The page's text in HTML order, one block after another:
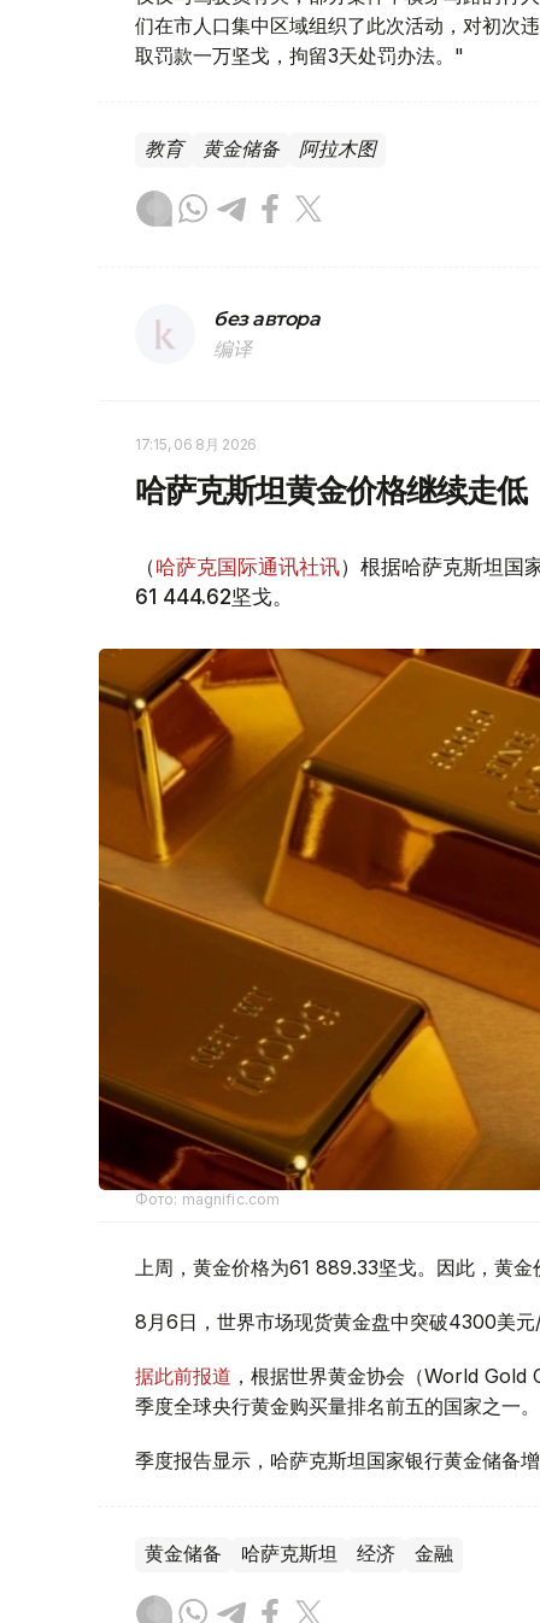
们在市人口集中区域组织了此次活动，对初次
取罚款一万坚戈，拘留3天处罚办法。"
教育 黄金储备 阿拉木图
без автора
编译
17:15, 06 8月 2026
哈萨克斯坦黄金价格继续走低
（哈萨克国际通讯社讯）根据哈萨克斯坦国
61 444.62坚戈。
Фото: magnific.com
上周，黄金价格为61 889.33坚戈。因此，黄
8月6日，世界市场现货黄金盘中突破4300美元
据此前报道 ，根据世界黄金协会（World
季度全球央行黄金购买量排名前五的国家之一。
季度报告显示，哈萨克斯坦国家银行黄金储备增
黄金储备 哈萨克斯坦 经济 金融